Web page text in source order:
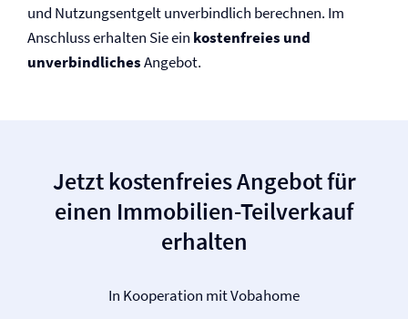
und Nutzungsentgelt unverbindlich berechnen. Im
Anschluss erhalten Sie ein kostenfreies und
unverbindlichesAngebot.
Jetzt kostenfreies Angebot für
einen Immobilien-Teilverkauf
erhalten
In Kooperation mit Vobahome